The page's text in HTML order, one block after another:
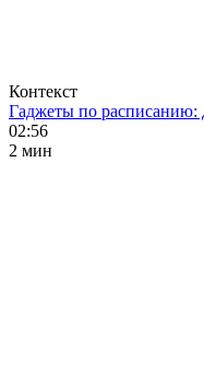
Контекст
Гаджеты по расписанию:
02:56
2 мин